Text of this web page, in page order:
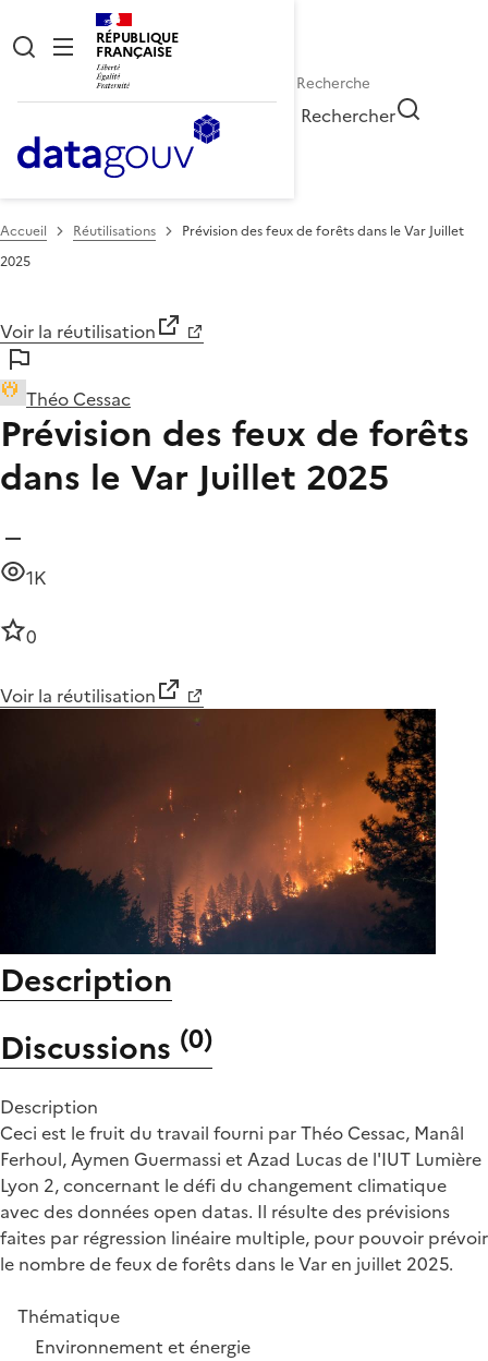
RÉPUBLIQUE
FRANÇAISE
Rechercher
Accueil Réutilisations
Prévision des feux de forêts dans le Var Juillet
2025
Voir la réutilisation
Théo Cessac
Prévision des feux de forêts
dans le Var Juillet 2025
1K
0
Voir la réutilisation
Description
Discussions (0)
Description
Ceci est le fruit du travail fourni par Théo Cessac, Manâl
Ferhoul, Aymen Guermassi et Azad Lucas de l'IUT Lumière
Lyon 2, concernant le défi du changement climatique
avec des données open datas. Il résulte des prévisions
faites par régression linéaire multiple, pour pouvoir prévoir
le nombre de feux de forêts dans le Var en juillet 2025.
Thématique
Environnement et énergie